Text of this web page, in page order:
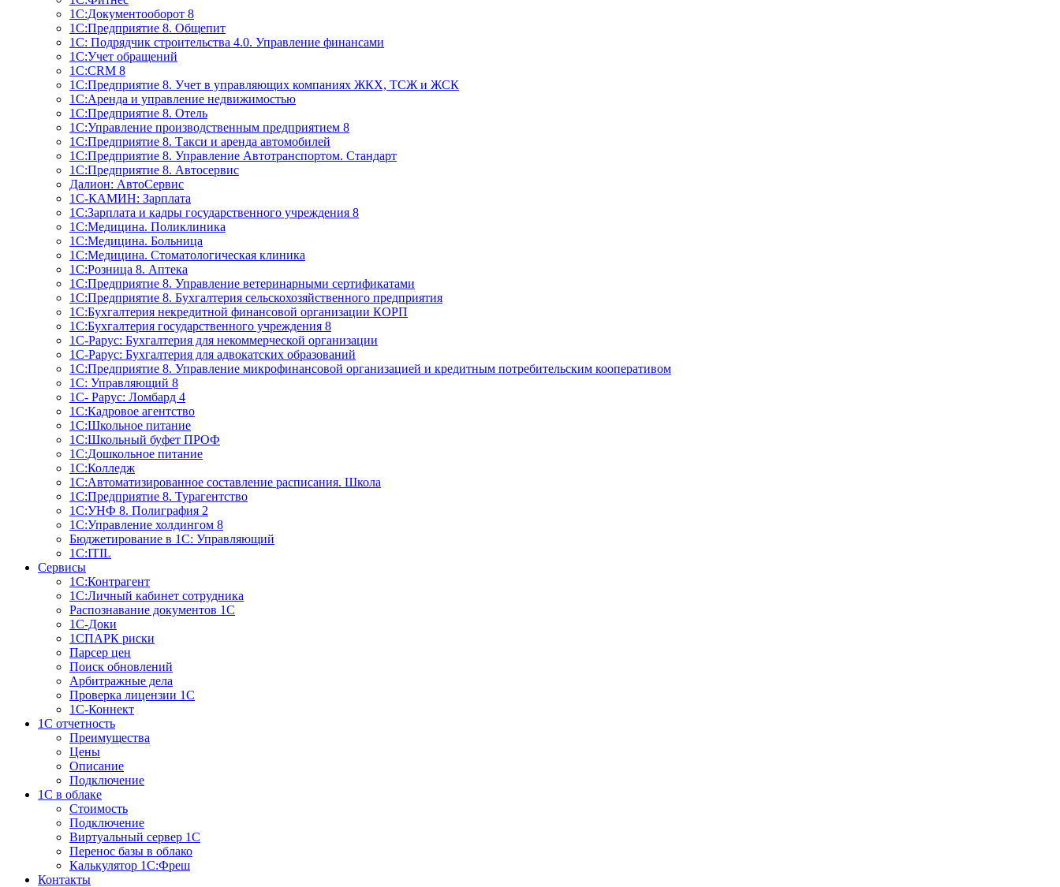
1С:Документооборот 8
1С:Предприятие 8. Общепит
1С: Подрядчик строительства 4.0. Управление финансами
1С:Учет обращений
1C:CRM 8
1С:Предприятие 8. Учет в управляющих компаниях ЖКХ, ТСЖ и ЖСК
1С:Аренда и управление недвижимостью
1С:Предприятие 8. Отель
1C:Управление производственным предприятием 8
1C:Предприятие 8. Такси и аренда автомобилей
1С:Предприятие 8. Управление Автотранспортом. Стандарт
1C:Предприятие 8. Автосервис
Далион: АвтоСервис
1С-КАМИН: Зарплата
1С:Зарплата и кадры государственного учреждения 8
1С:Медицина. Поликлиника
1С:Медицина. Больница
1С:Медицина. Стоматологическая клиника
1С:Розница 8. Аптека
1C:Предприятие 8. Управление ветеринарными сертификатами
1С:Предприятие 8. Бухгалтерия сельскохозяйственного предприятия
1C:Бухгалтерия некредитной финансовой организации КОРП
1С:Бухгалтерия государственного учреждения 8
1С-Рарус: Бухгалтерия для некоммерческой организации
1С-Рарус: Бухгалтерия для адвокатских образований
1С:Предприятие 8. Управление микрофинансовой организацией и кредитным потребительским кооперативом
1С: Управляющий 8
1С- Рарус: Ломбард 4
1С:Кадровое агентство
1С:Школьное питание
1С:Школьный буфет ПРОФ
1C:Дошкольное питание
1С:Колледж
1С:Автоматизированное составление расписания. Школа
1С:Предприятие 8. Турагентство
1С:УНФ 8. Полиграфия 2
1С:Управление холдингом 8
Бюджетирование в 1С: Управляющий
1С:ITIL
Сервисы
1C:Контрагент
1С:Личный кабинет сотрудника
Распознавание документов 1С
1С-Доки
1CПАРК риски
Парсер цен
Поиск обновлений
Арбитражные дела
Проверка лицензии 1С
1С-Коннект
1C отчетность
Преимущества
Цены
Описание
Подключение
1С в облаке
Стоимость
Подключение
Виртуальный сервер 1С
Перенос базы в облако
Калькулятор 1С:Фреш
Контакты